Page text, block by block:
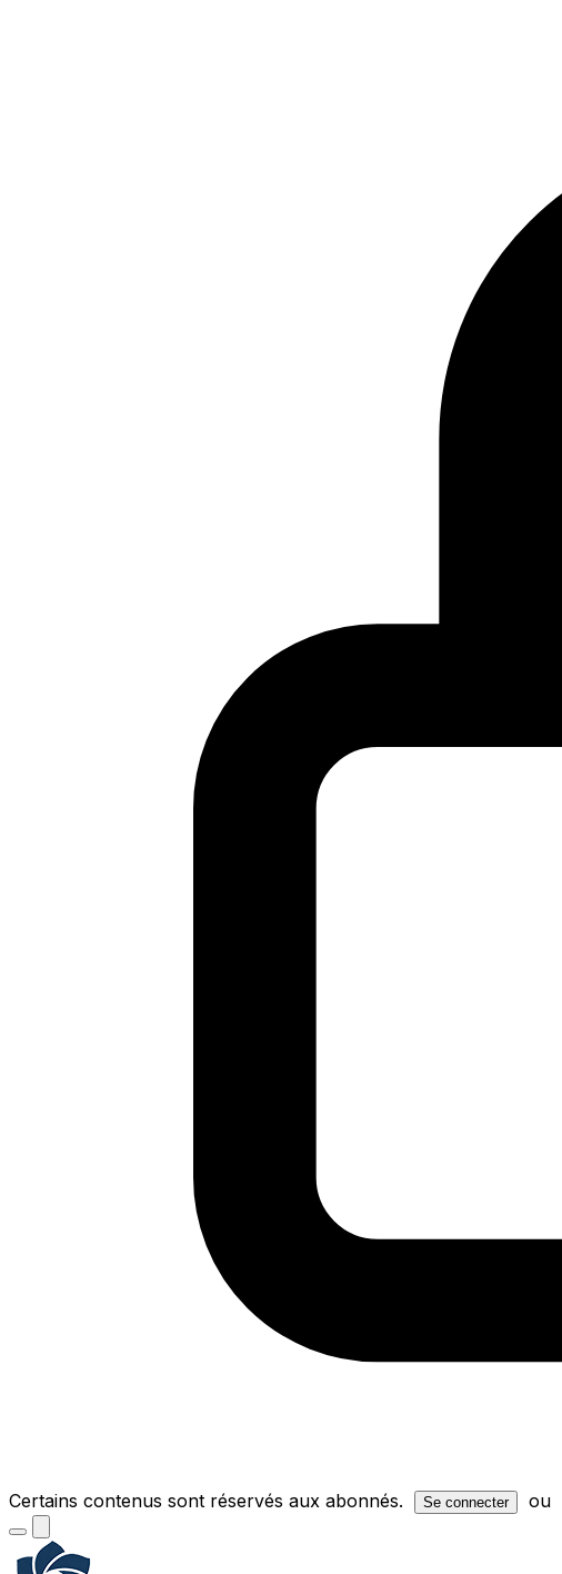
Certains contenus sont réservés aux abonnés. Se connecter ou